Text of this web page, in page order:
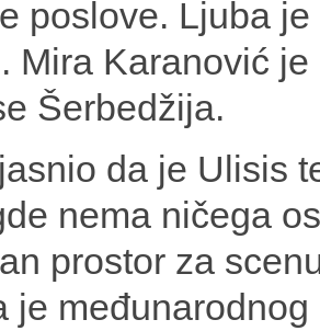
poslove. Ljuba
Mira Karanović
Šerbedžija.
da je Ulisis
nema ničega
prostor za
je